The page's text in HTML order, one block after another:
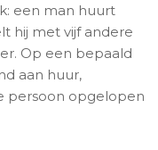
een man huurt
hij met vijf andere
Op een bepaald
aan huur,
persoon opgelopen